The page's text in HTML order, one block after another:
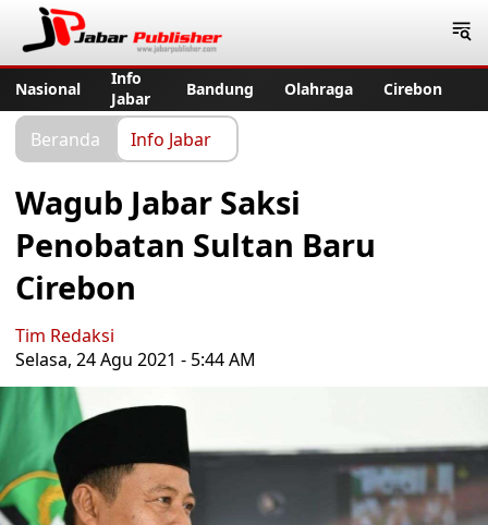
Nasional
Info
Jabar
Bandung Olahraga Cirebon
Beranda Info Jabar
Wagub Jabar Saksi
Penobatan Sultan Baru
Cirebon
Tim Redaksi
Selasa, 24 Agu 2021 - 5:44 AM